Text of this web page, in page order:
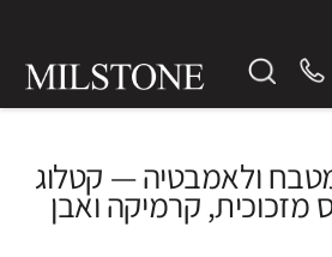
ולאמבטיה — קטלוג
מזכוכית, קרמיקה ואבן